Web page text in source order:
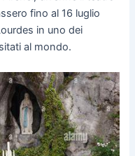
fino al 16 luglio
in uno dei
al mondo.